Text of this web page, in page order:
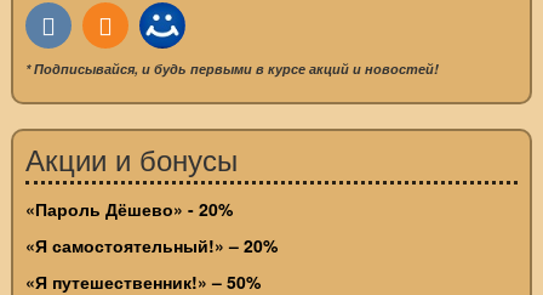
* Подписывайся, и будь первыми в курсе акций и новостей!
Акции и бонусы
«Пароль Дёшево» - 20%
«Я самостоятельный!» – 20%
«Я путешественник!» – 50%